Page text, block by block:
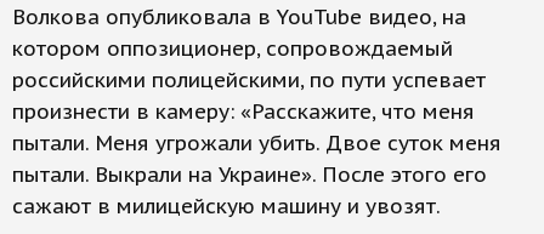
Волкова опубликовала в YouTube видео, на
котором оппозиционер, сопровождаемый
российскими полицейскими, по пути успевает
произнести в камеру: «Расскажите, что меня
пытали. Меня угрожали убить. Двое суток меня
пытали. Выкрали на Украине». После этого его
сажают в милицейскую машину и увозят.